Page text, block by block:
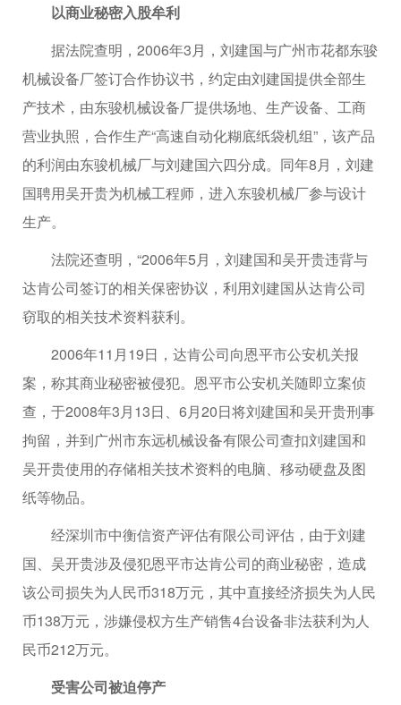
以商业秘密入股牟利
据法院查明，2006年3月，刘建国与广州市花都东骏
机械设备厂签订合作协议书，约定由刘建国提供全部生
产技术，由东骏机械设备厂提供场地、生产设备、工商
营业执照，合作生产“高速自动化糊底纸袋机组”，该产品
的利润由东骏机械厂与刘建国六四分成。同年8月，刘建
国聘用吴开贵为机械工程师，进入东骏机械厂参与设计
生产。
法院还查明，“2006年5月，刘建国和吴开贵违背与
达肯公司签订的相关保密协议，利用刘建国从达肯公司
窃取的相关技术资料获利。
2006年11月19日，达肯公司向恩平市公安机关报
案，称其商业秘密被侵犯。恩平市公安机关随即立案侦
查，于2008年3月13日、6月20日将刘建国和吴开贵刑事
拘留，并到广州市东远机械设备有限公司查扣刘建国和
吴开贵使用的存储相关技术资料的电脑、移动硬盘及图
纸等物品。
经深圳市中衡信资产评估有限公司评估，由于刘建
国、吴开贵涉及侵犯恩平市达肯公司的商业秘密，造成
该公司损失为人民币318万元，其中直接经济损失为人民
币138万元，涉嫌侵权方生产销售4台设备非法获利为人
民币212万元。
受害公司被迫停产